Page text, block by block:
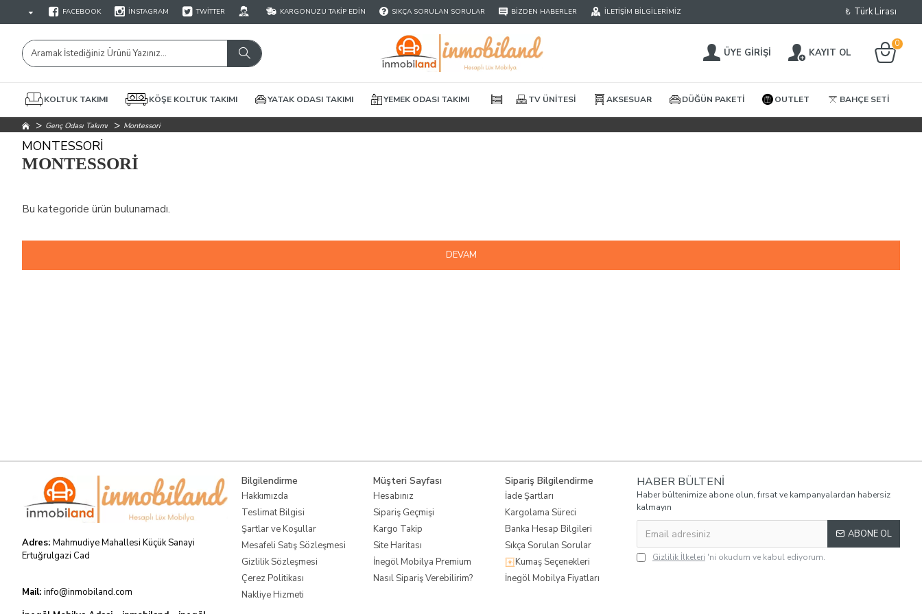
FACEBOOK İNSTAGRAM TWITTER KARGONUZU TAKIP EDIN SIKÇA SORULAN SORULAR BIZDEN HABERLER İLETIŞIM BILGILERIMIZ ₺ Türk Lirası
ÜYE GIRIŞI KAYIT OL
0
KOLTUK TAKIMI KÖŞE KOLTUK TAKIMI YATAK ODASI TAKIMI YEMEK ODASI TAKIMI TV ÜNITESI AKSESUAR DÜĞÜN PAKETI OUTLET BAHÇE SETI
Genç Odası Takımı Montessori
MONTESSORI
MONTESSORI
Bu kategoride ürün bulunamadı.
DEVAM
Adres: Mahmudiye Mahallesi Küçük Sanayi
Ertuğrulgazi Cad
Mail: info@inmobiland.com
Bilgilendirme
Hakkımızda
Teslimat Bilgisi
Şartlar ve Koşullar
Mesafeli Satış Sözleşmesi
Gizlilik Sözleşmesi
Çerez Politikası
Nakliye Hizmeti
Müşteri Sayfası
Hesabınız
Sipariş Geçmişi
Kargo Takip
Site Haritası
İnegöl Mobilya Premium
Nasıl Sipariş Verebilirim?
Sipariş Bilgilendirme
İade Şartları
Kargolama Süreci
Banka Hesap Bilgileri
Sıkça Sorulan Sorular
Kumaş Seçenekleri
İnegöl Mobilya Fiyatları
HABER BÜLTENI
Haber bültenimize abone olun, fırsat ve kampanyalardan habersiz
kalmayın
ABONE OL
Gizlilik İlkeleri 'ni okudum ve kabul ediyorum.